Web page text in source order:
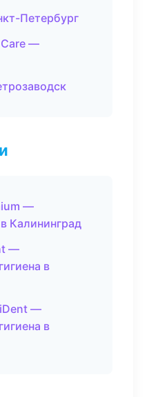
Петербург
Care —
—
Калининград
—
в
—
в